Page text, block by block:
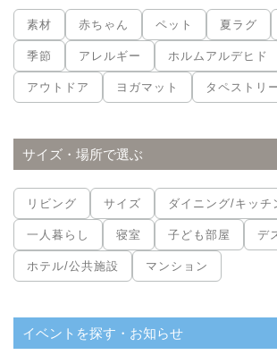
素材 赤ちゃん ペット 夏ラグ
季節 アレルギー ホルムアルデヒド
アウトドア ヨガマット タペストリ
サイズ・場所で選ぶ
リビング サイズ ダイニング/キッチ
一人暮らし 寝室 子ども部屋 デ
ホテル/公共施設 マンション
イベントを探す・お知らせ